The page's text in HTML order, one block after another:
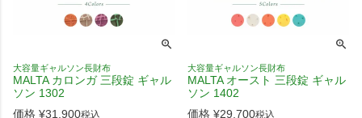
大容量ギャルソン長財布
MALTA カロンガ 三段錠 ギャル
ソン 1302
価格 ¥31,900税込
大容量ギャルソン長財布
MALTA オースト 三段錠 ギャル
ソン 1402
価格 ¥29,700税込